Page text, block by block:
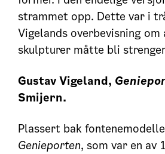
strammet opp. Dette var i
Vigelands overbevisning
skulpturer måtte bli
Gustav Vigeland,
Smijern.
Plassert bak
Genieporten, som var en av